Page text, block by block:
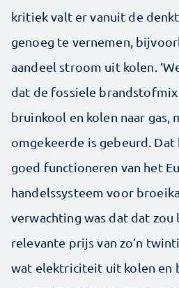
kritiek valt er vanuit de
genoeg te vernemen,
aandeel stroom uit kolen.
dat de fossiele brandstofmix
bruinkool en kolen naar gas,
omgekeerde is gebeurd.
goed functioneren van het
handelssysteem voor
verwachting was dat dat
relevante prijs van zo’n
wat elektriciteit uit kolen en